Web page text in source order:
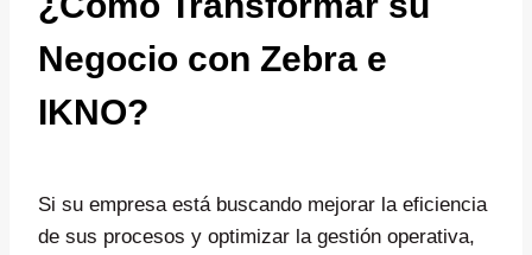
Negocio con Zebra e
IKNO?
Si su empresa está buscando mejorar la eficiencia
de sus procesos y optimizar la gestión operativa,